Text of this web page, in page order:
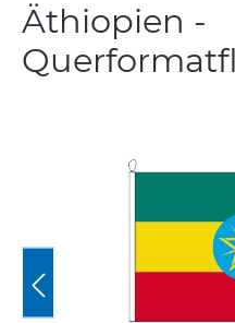
Äthiopien -
Bildergalerie